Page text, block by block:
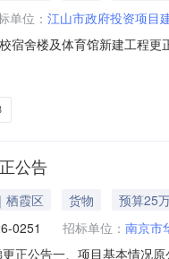
单位： 江山市政府投资项目
宿舍楼及体育馆新建工程
标人须知前附表3.2.4最高
公告
栖霞区 货物
预算25
0251 招标单位： 南京市
正公告一、项目基本情况